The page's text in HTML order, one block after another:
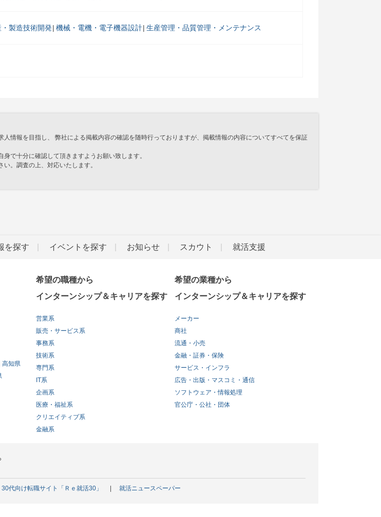
製造技術開発 機械・電機・電子機器設計 生産管理・品質管理・メンテナンス
情報を目指し、 弊社による掲載内容の確認を随時行っておりますが、掲載情報の内容についてすべてを保証
で十分に確認して頂きますようお願い致します。
。調査の上、対応いたします。
を探す イベントを探す お知らせ スカウト 就活支援
高知県
希望の職種から
インターンシップ＆キャリアを探す
営業系
販売・サービス系
事務系
技術系
専門系
IT系
企画系
医療・福祉系
クリエイティブ系
金融系
希望の業種から
インターンシップ＆キャリアを探す
メーカー
商社
流通・小売
金融・証券・保険
サービス・インフラ
広告・出版・マスコミ・通信
ソフトウェア・情報処理
官公庁・公社・団体
30代向け転職サイト「Ｒｅ就活30」 就活ニュースペーパー